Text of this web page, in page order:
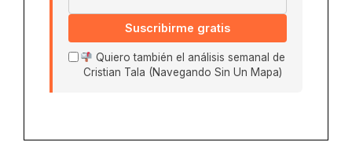
Suscribirme gratis
Quiero también el análisis semanal de
Cristian Tala (Navegando Sin Un Mapa)